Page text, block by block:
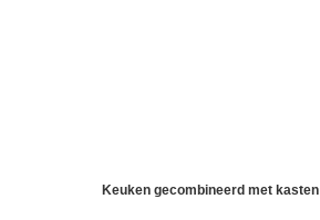
Keuken gecombineerd met kasten